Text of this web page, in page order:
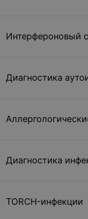
Интерфероновый
Диагностика
Диагностика
TORCH-инфекции